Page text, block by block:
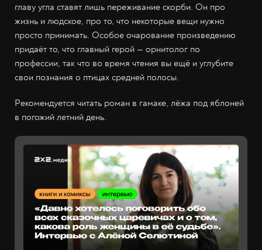
главу угла ставят лишь переживание скорби. Он про
жизнь и людское, про то, что некоторые вещи нужно
просто принимать. Особое очарование произведению
придаёт то, что главный герой — орнитолог по
профессии, так что во время чтения вы ещё и углубите
свои познания о птицах средней полосы.
Рекомендуется читать роман в гамаке, лёжа под яблоней
в погожий летний день.